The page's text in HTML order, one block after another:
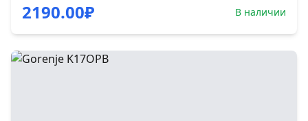
подсветкой Защелкивающаяся крышка
Индикатор уровня воды Плавное открывание
крышки нажатием на кнопку Автоматическое
отключение при закипании Защита от
2190.00₽ В наличии